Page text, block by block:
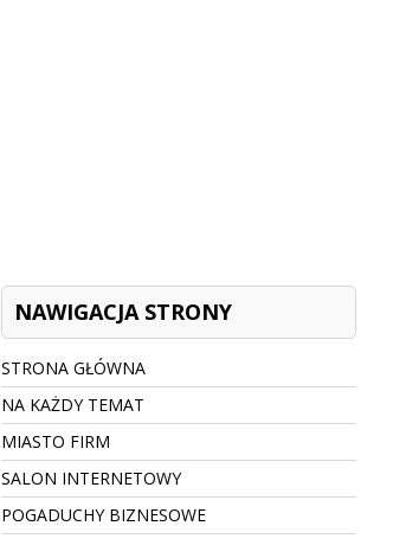
NAWIGACJA STRONY
STRONA GŁÓWNA
NA KAŻDY TEMAT
MIASTO FIRM
SALON INTERNETOWY
POGADUCHY BIZNESOWE